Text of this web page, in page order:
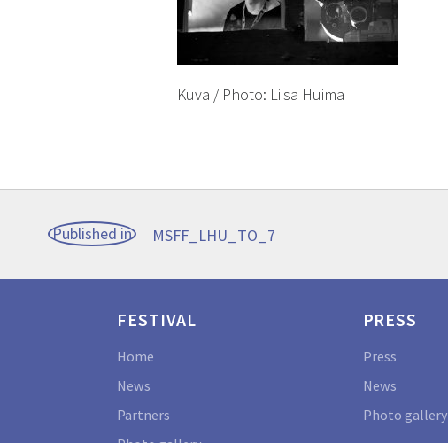
Kuva / Photo: Liisa Huima
Post
navigation
Published in MSFF_LHU_TO_7
FESTIVAL
Home
News
Partners
PRESS
Press
News
Photo gallery